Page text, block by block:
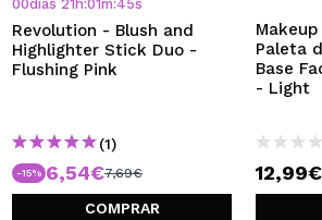
compras rapidamente, verificar o
encomendas e consultar as suas
00dias 21 h:01m:45s
Revolution - Blush and
Highlighter Stick Duo -
Flushing Pink
(1)
-15% 6,54€7,69€
COMPRAR
Paleta
Base
- Light
12,99€